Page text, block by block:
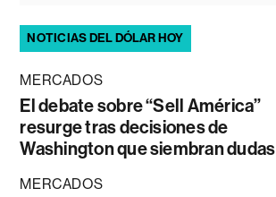
NOTICIAS DEL DÓLAR HOY
MERCADOS
El debate sobre “Sell América”
resurge tras decisiones de
Washington que siembran dudas
MERCADOS